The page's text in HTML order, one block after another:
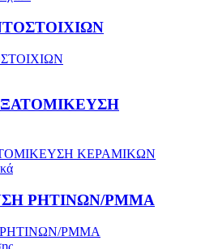
ΚΕΡΑΜΙΚΩΝ
ΡΗΤΙΝΩΝ/PMMA
PMMA